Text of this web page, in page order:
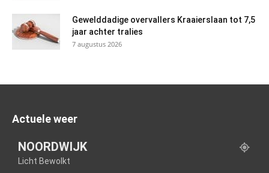
Gewelddadige overvallers Kraaierslaan tot 7,5
jaar achter tralies
7 augustus 2026
Actuele weer
NOORDWIJK
Licht Bewolkt